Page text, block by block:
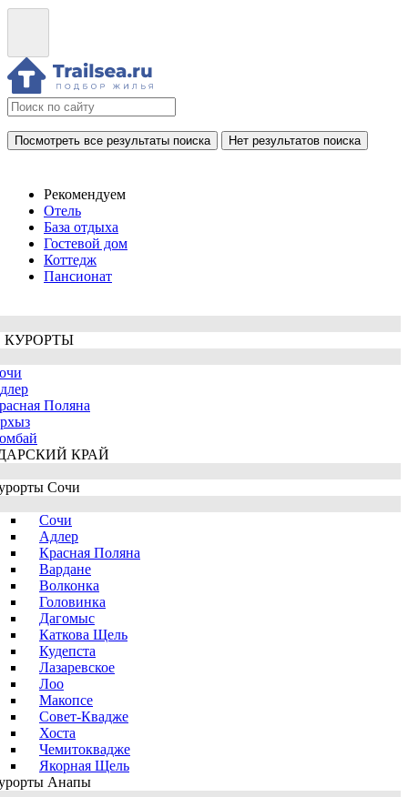
Посмотреть все результаты поиска Нет результатов поиска
Рекомендуем
Отель
База отдыха
Гостевой дом
Коттедж
Пансионат
КУРОРТЫ
Поляна
КРАЙ
Сочи
Сочи
Адлер
Красная Поляна
Вардане
Волконка
Головинка
Дагомыс
Каткова Щель
Кудепста
Лазаревское
Лоо
Макопсе
Совет-Квадже
Хоста
Чемитоквадже
Якорная Щель
Анапы